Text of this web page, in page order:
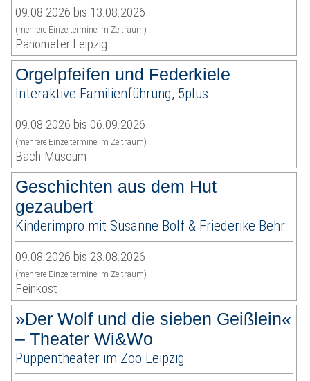
09.08.2026 bis 13.08.2026
(mehrere Einzeltermine im Zeitraum)
Panometer Leipzig
Orgelpfeifen und Federkiele
Interaktive Familienführung, 5plus
09.08.2026 bis 06.09.2026
(mehrere Einzeltermine im Zeitraum)
Bach-Museum
Geschichten aus dem Hut
gezaubert
Kinderimpro mit Susanne Bolf & Friederike Behr
09.08.2026 bis 23.08.2026
(mehrere Einzeltermine im Zeitraum)
Feinkost
»Der Wolf und die sieben Geißlein«
– Theater Wi&Wo
Puppentheater im Zoo Leipzig